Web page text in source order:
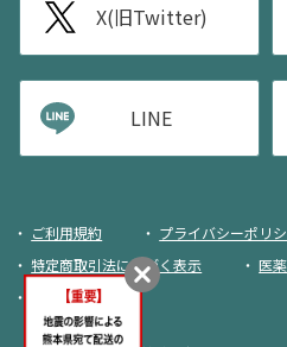
X(旧Twitter)
LINE
ご利用規約
プライバシーポリ
特定商取引法に基づく表示
医
荷物追跡